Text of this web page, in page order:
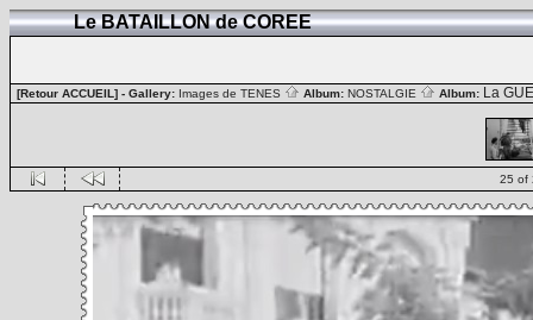
Le BATAILLON de COREE
[Retour ACCUEIL] - Gallery: Images de TENES Album: NOSTALGIE Album: La
25 of